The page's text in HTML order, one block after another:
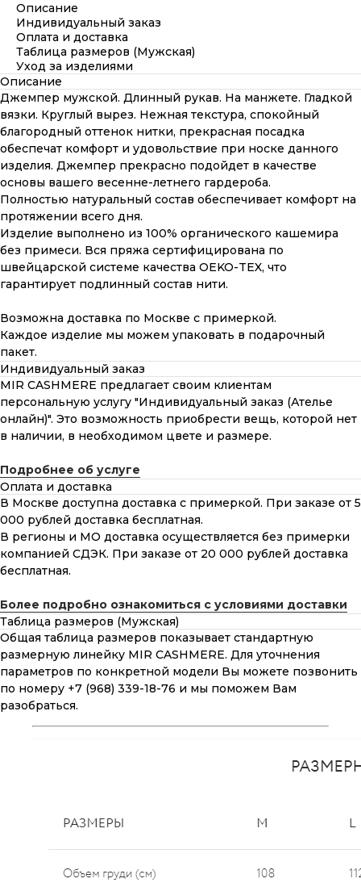
Описание
Индивидуальный заказ
Оплата и доставка
Таблица размеров (Мужская)
Уход за изделиями
Описание
Джемпер мужской. Длинный рукав. На манжете. Гладкой
вязки. Круглый вырез. Нежная текстура, спокойный
благородный оттенок нитки, прекрасная посадка
обеспечат комфорт и удовольствие при носке данного
изделия. Джемпер прекрасно подойдет в качестве
основы вашего весенне-летнего гардероба.
Полностью натуральный состав обеспечивает комфорт на
протяжении всего дня.
Изделие выполнено из 100% органического кашемира
без примеси. Вся пряжа сертифицирована по
швейцарской системе качества OEKO-TEX, что
гарантирует подлинный состав нити.
Возможна доставка по Москве с примеркой.
Каждое изделие мы можем упаковать в подарочный
пакет.
Индивидуальный заказ
MIR CASHMERE предлагает своим клиентам
персональную услугу "Индивидуальный заказ (Ателье
онлайн)". Это возможность приобрести вещь, которой нет
в наличии, в необходимом цвете и размере.
Подробнее об услуге
Оплата и доставка
В Москве доступна доставка с примеркой. При заказе от 5
000 рублей доставка бесплатная.
В регионы и МО доставка осуществляется без примерки
компанией СДЭК. При заказе от 20 000 рублей доставка
бесплатная.
Более подробно ознакомиться с условиями доставки
Таблица размеров (Мужская)
Общая таблица размеров показывает стандартную
размерную линейку MIR CASHMERE. Для уточнения
параметров по конкретной модели Вы можете позвонить
по номеру +7 (968) 339-18-76 и мы поможем Вам
разобраться.